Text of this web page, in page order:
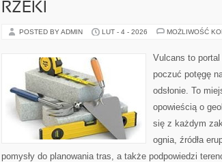
RZEKI
POSTED BY ADMIN LUT - 4 - 2026 MOŻLIWOŚĆ
Vulcans to
poczuć potęgę
odsłonie. To
opowieścią o
się z każdym
ognia, źródła
pomysły do planowania tras, a także podpowiedzi